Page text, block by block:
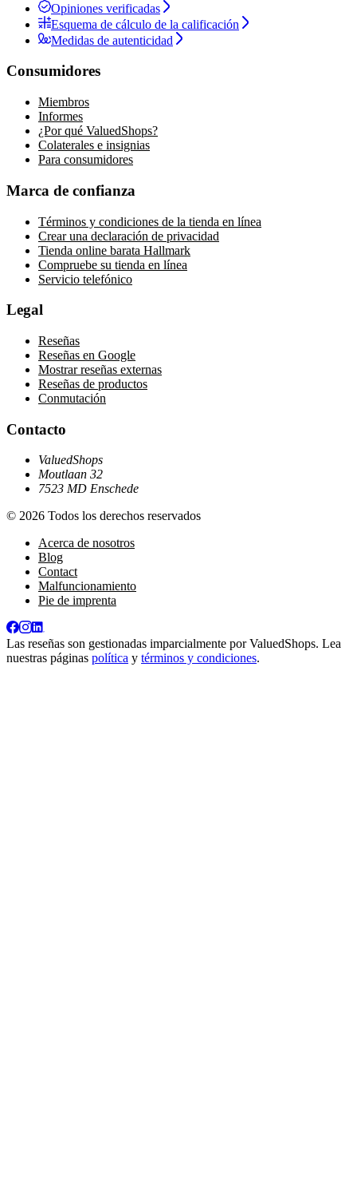
Opiniones verificadas
Esquema de cálculo de la calificación
Medidas de autenticidad
Consumidores
Miembros
Informes
¿Por qué ValuedShops?
Colaterales e insignias
Para consumidores
Marca de confianza
Términos y condiciones de la tienda en línea
Crear una declaración de privacidad
Tienda online barata Hallmark
Compruebe su tienda en línea
Servicio telefónico
Legal
Reseñas
Reseñas en Google
Mostrar reseñas externas
Reseñas de productos
Conmutación
Contacto
ValuedShops
Moutlaan 32
7523 MD Enschede
© 2026 Todos los derechos reservados
Acerca de nosotros
Blog
Contact
Malfuncionamiento
Pie de imprenta
Las reseñas son gestionadas imparcialmente porValuedShops. Lea
nuestras páginas política y términos y condiciones.